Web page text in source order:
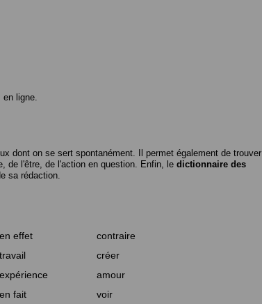
ligne.
dont on se sert spontanément. Il permet également de trouver
de l'être, de l'action en question. Enfin, le dictionnaire des
sa rédaction.
en effet
contraire
travail
créer
expérience
amour
en fait voir